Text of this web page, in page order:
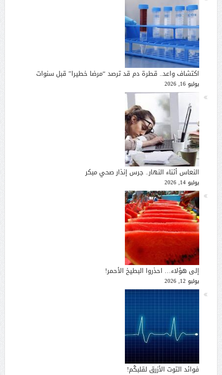
اكتشاف واعد.. قطرة دم قد ترصد “مرضا خطيرا” قبل سنوات
يوليو 16, 2026
النعاس أثناء النهار.. جرس إنذار صحي مبكر
يوليو 14, 2026
إلى هؤلاء… احذروا البطيخ الأحمر!
يوليو 12, 2026
فوائد التوت الأزرق لقلبكُم!